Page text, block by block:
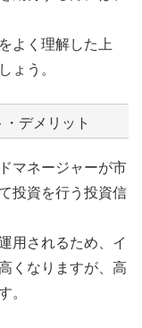
よく理解した上
ょう。
デメリット
マネージャーが市
投資を行う投資信
用されるため、イ
くなりますが、高
。